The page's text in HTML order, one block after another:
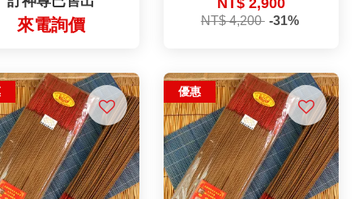
來電詢價
NT$ 2,900
NT$ 4,200 -31%
優惠